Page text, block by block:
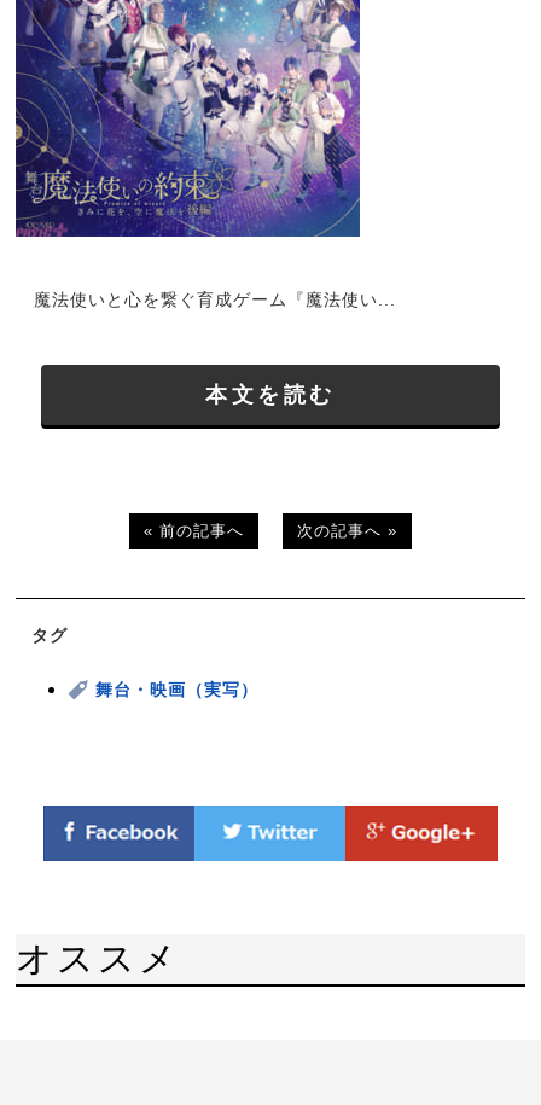
魔法使いと心を繋ぐ育成ゲーム『魔法使い...
本文を読む
« 前の記事へ 次の記事へ »
タグ
舞台・映画（実写）
オススメ